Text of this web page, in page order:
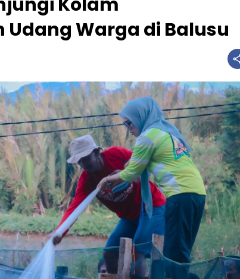
Warga di Balusu